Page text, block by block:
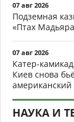
07 авг 2026
Подземная
«Птах
07 авг 2026
Катер-
Киев снова
американский
НАУКА И